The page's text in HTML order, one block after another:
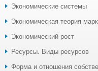
Экономические системы
Экономическая теория
Экономический рост
Ресурсы. Виды ресурсов
Форма и отношения